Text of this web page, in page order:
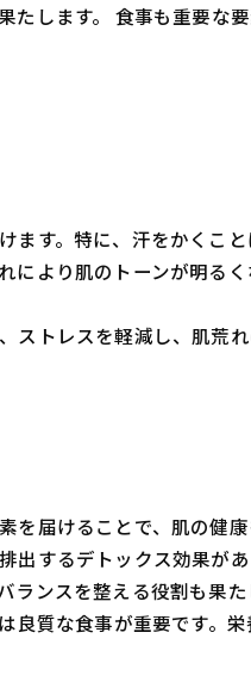
たします。 食事も重要
す。特に、汗をかくこ
により肌のトーンが明る
ストレスを軽減し、肌荒
届けることで、肌の健康
出するデトックス効果が
ランスを整える役割も果
良質な食事が重要です。